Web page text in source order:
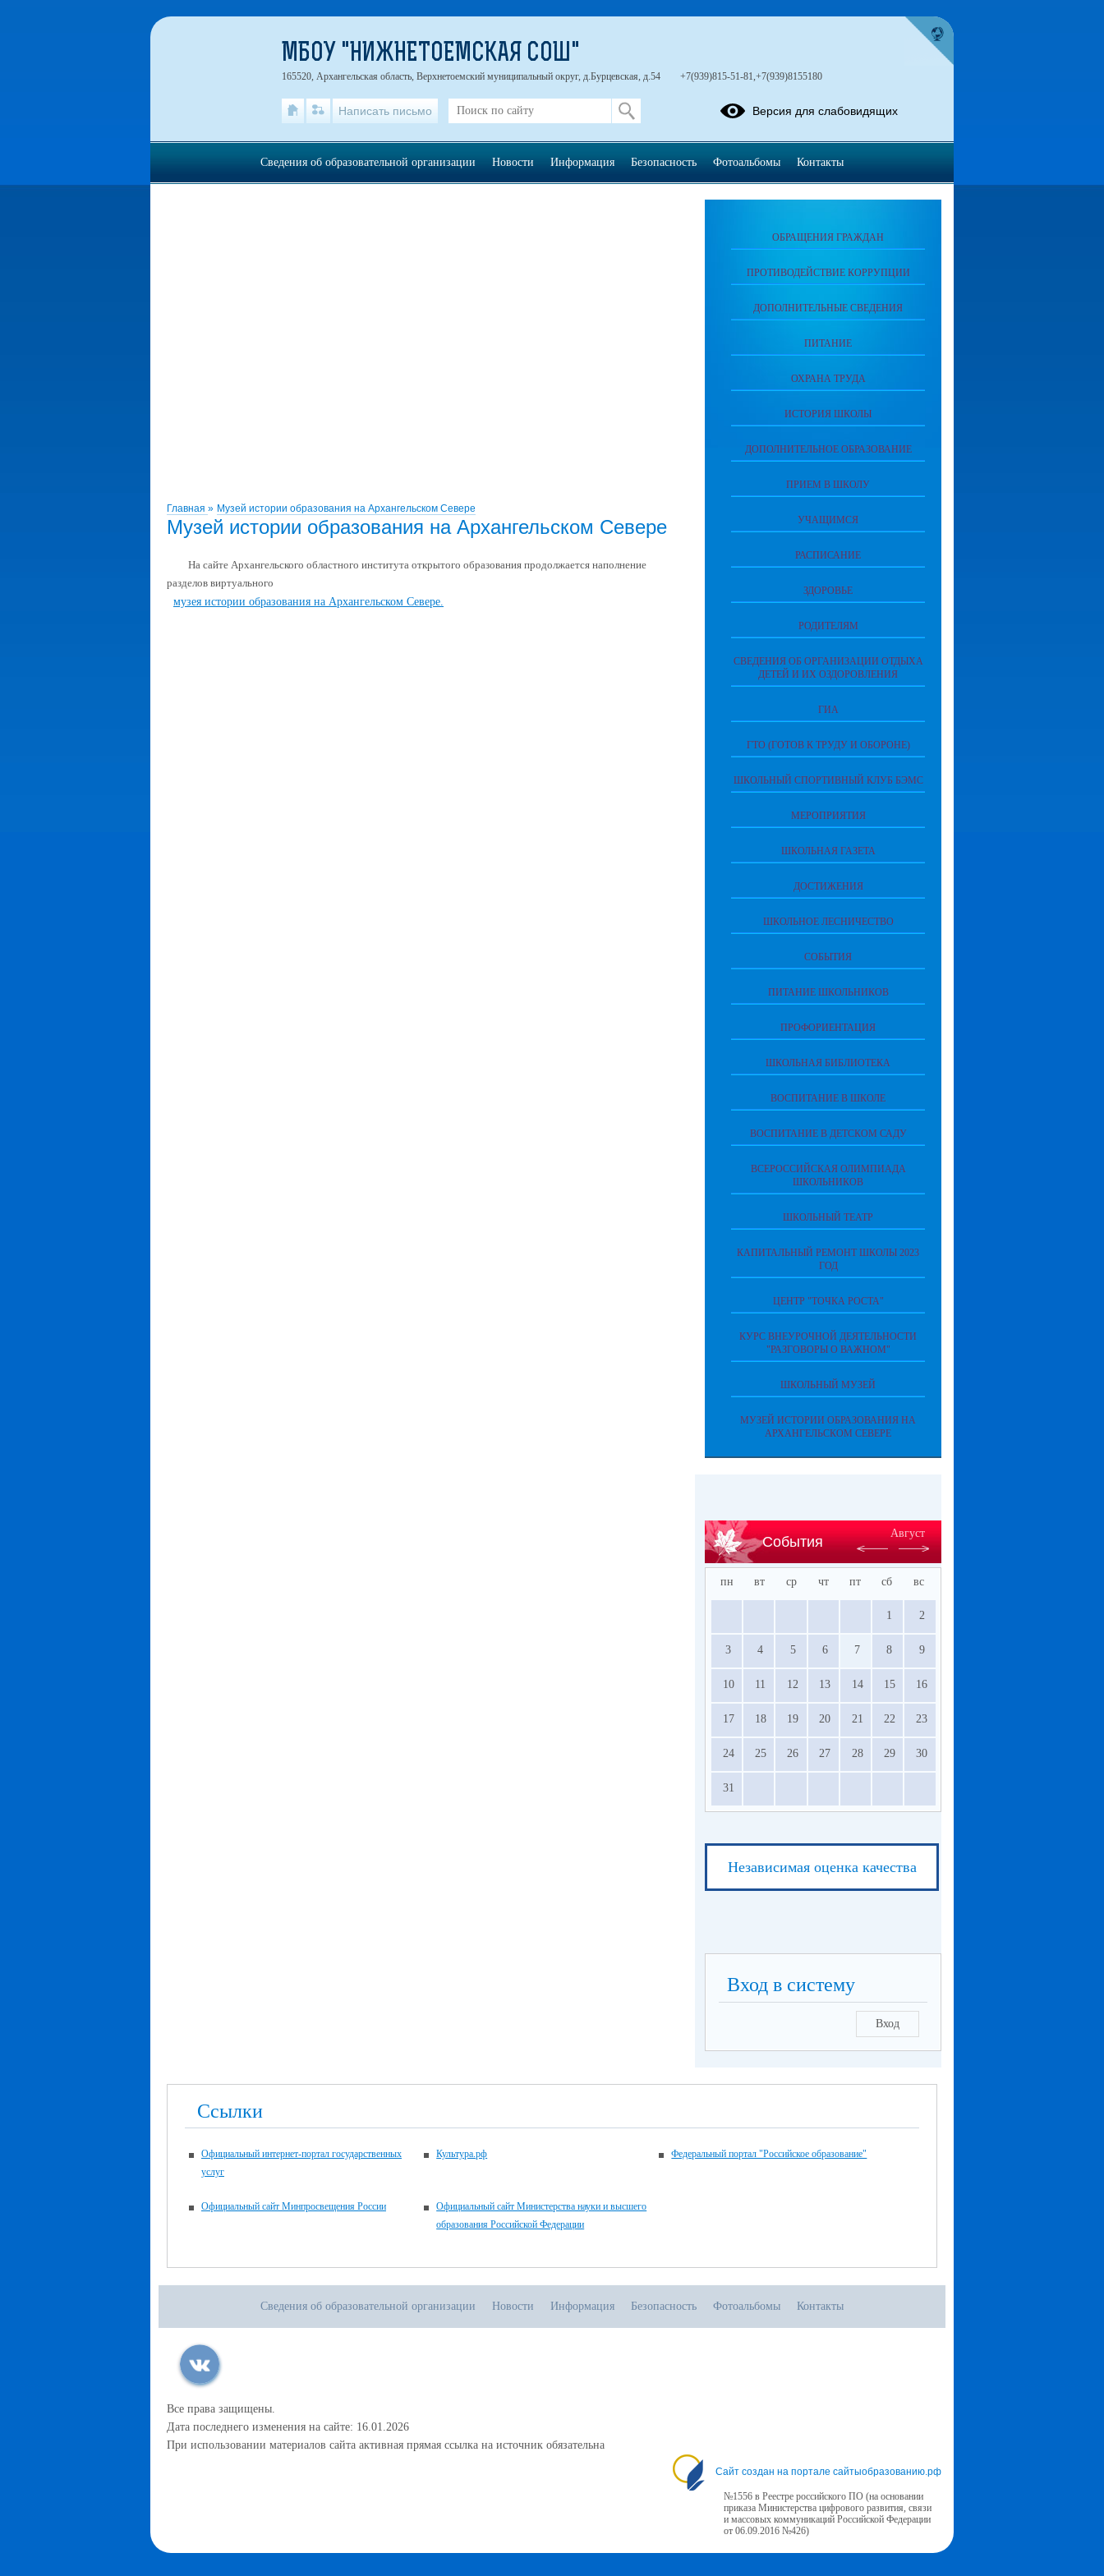
Главная » Музей истории образования на Архангельском Севере
Музей истории образования на Архангельском Севере
На сайте Архангельского областного института открытого образования продолжается наполнение
разделов виртуального
музея истории образования на Архангельском Севере.
ОБРАЩЕНИЯ ГРАЖДАН
ПРОТИВОДЕЙСТВИЕ КОРРУПЦИИ
ДОПОЛНИТЕЛЬНЫЕ СВЕДЕНИЯ
ПИТАНИЕ
ОХРАНА ТРУДА
ИСТОРИЯ ШКОЛЫ
ДОПОЛНИТЕЛЬНОЕ ОБРАЗОВАНИЕ
ПРИЕМ В ШКОЛУ
УЧАЩИМСЯ
РАСПИСАНИЕ
ЗДОРОВЬЕ
РОДИТЕЛЯМ
СВЕДЕНИЯ ОБ ОРГАНИЗАЦИИ ОТДЫХА
ДЕТЕЙ И ИХ ОЗДОРОВЛЕНИЯ
ГИА
ГТО (ГОТОВ К ТРУДУ И ОБОРОНЕ)
ШКОЛЬНЫЙ СПОРТИВНЫЙ КЛУБ БЭМС
МЕРОПРИЯТИЯ
ШКОЛЬНАЯ ГАЗЕТА
ДОСТИЖЕНИЯ
ШКОЛЬНОЕ ЛЕСНИЧЕСТВО
СОБЫТИЯ
ПИТАНИЕ ШКОЛЬНИКОВ
ПРОФОРИЕНТАЦИЯ
ШКОЛЬНАЯ БИБЛИОТЕКА
ВОСПИТАНИЕ В ШКОЛЕ
ВОСПИТАНИЕ В ДЕТСКОМ САДУ
ВСЕРОССИЙСКАЯ ОЛИМПИАДА
ШКОЛЬНИКОВ
ШКОЛЬНЫЙ ТЕАТР
КАПИТАЛЬНЫЙ РЕМОНТ ШКОЛЫ 2023
ГОД
ЦЕНТР "ТОЧКА РОСТА"
КУРС ВНЕУРОЧНОЙ ДЕЯТЕЛЬНОСТИ
"РАЗГОВОРЫ О ВАЖНОМ"
ШКОЛЬНЫЙ МУЗЕЙ
МУЗЕЙ ИСТОРИИ ОБРАЗОВАНИЯ НА
АРХАНГЕЛЬСКОМ СЕВЕРЕ
События
Август
пн вт ср чт пт сб вс
1 2
3 4 5 6 7 8 9
10 11 12 13 14 15 16
17 18 19 20 21 22 23
24 25 26 27 28 29 30
31
Независимая оценка качества
Вход в систему
Вход
Ссылки
Официальный интернет-портал государственных
услуг
Культура.рф Федеральный портал "Российское образование"
Официальный сайт Минпросвещения России
Официальный сайт Министерства науки и высшего
образования Российской Федерации
МБОУ "НИЖНЕТОЕМСКАЯ СОШ"
165520, Архангельская область, Верхнетоемский муниципальный округ, д.Бурцевская, д.54 +7(939)815-51-81,+7(939)8155180
Написать письмо Версия для слабовидящих
Сведения об образовательной организации Новости Информация Безопасность Фотоальбомы Контакты
Сведения об образовательной организации Новости Информация Безопасность Фотоальбомы Контакты
Все права защищены.
Дата последнего изменения на сайте: 16.01.2026
При использовании материалов сайта активная прямая ссылка на источник обязательна
Сайт создан на портале сайтыобразованию.рф
№1556 в Реестре российского ПО (на основании
приказа Министерства цифрового развития, связи
и массовых коммуникаций Российской Федерации
от 06.09.2016 №426)